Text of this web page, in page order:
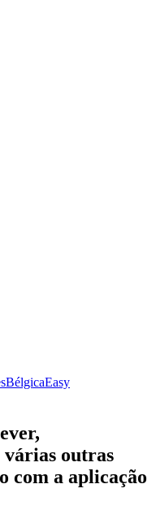
BélgicaEasy
outras
com a aplicação